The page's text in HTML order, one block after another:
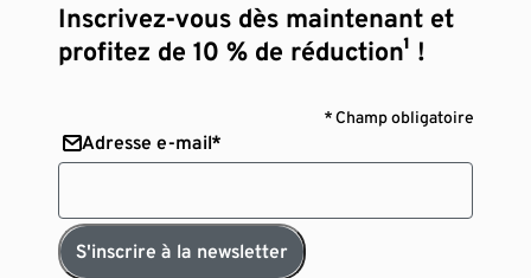
Inscrivez-vous dès maintenant et
profitez de 10 % de réduction¹ !
* Champ obligatoire
Adresse e-mail*
S'inscrire à la newsletter